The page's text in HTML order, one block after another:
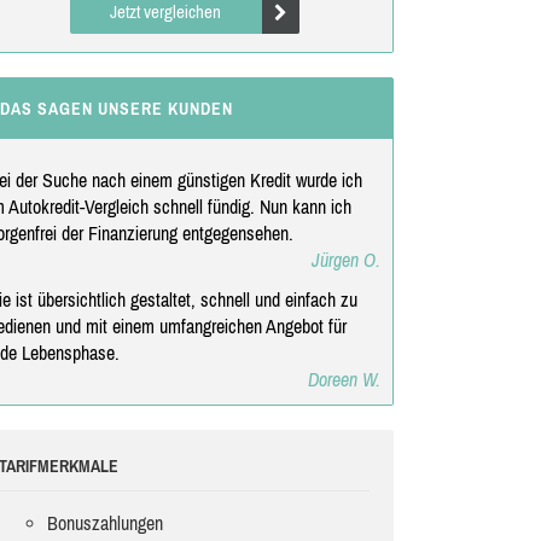
Jetzt vergleichen
DAS SAGEN UNSERE KUNDEN
der Suche nach einem günstigen Kredit wurde ich
Autokredit-Vergleich schnell fündig. Nun kann ich
der Finanzierung entgegensehen.
Jürgen O.
ist übersichtlich gestaltet, schnell und einfach zu
und mit einem umfangreichen Angebot für
Lebensphase.
Doreen W.
TARIFMERKMALE
Bonuszahlungen